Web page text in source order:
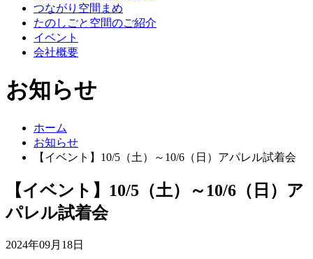
つながり空間まめ
たのしごと空間のご紹介
イベント
会社概要
お知らせ
ホーム
お知らせ
【イベント】10/5（土）～10/6（日）アパレル試着会
【イベント】10/5（土）～10/6（日）ア
パレル試着会
2024年09月18日